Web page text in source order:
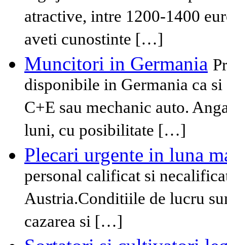
atractive, intre 1200-1400
aveti cunostinte […]
Muncitori in Germania
disponibile in Germania ca
C+E sau mechanic auto.
luni, cu posibilitate […]
Plecari urgente in luna
personal calificat si
Austria.Conditiile de lucru
cazarea si […]